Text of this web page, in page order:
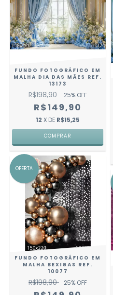
FUNDO FOTOGRÁFICO EM
MALHA DIA DAS MÃES REF.
13173
R$198,90 25% OFF
R$149,90
12 X DE R$15,25
COMPRAR
OFERTA
FUNDO FOTOGRÁFICO EM
MALHA BEXIGAS REF.
10077
R$198,90 25% OFF